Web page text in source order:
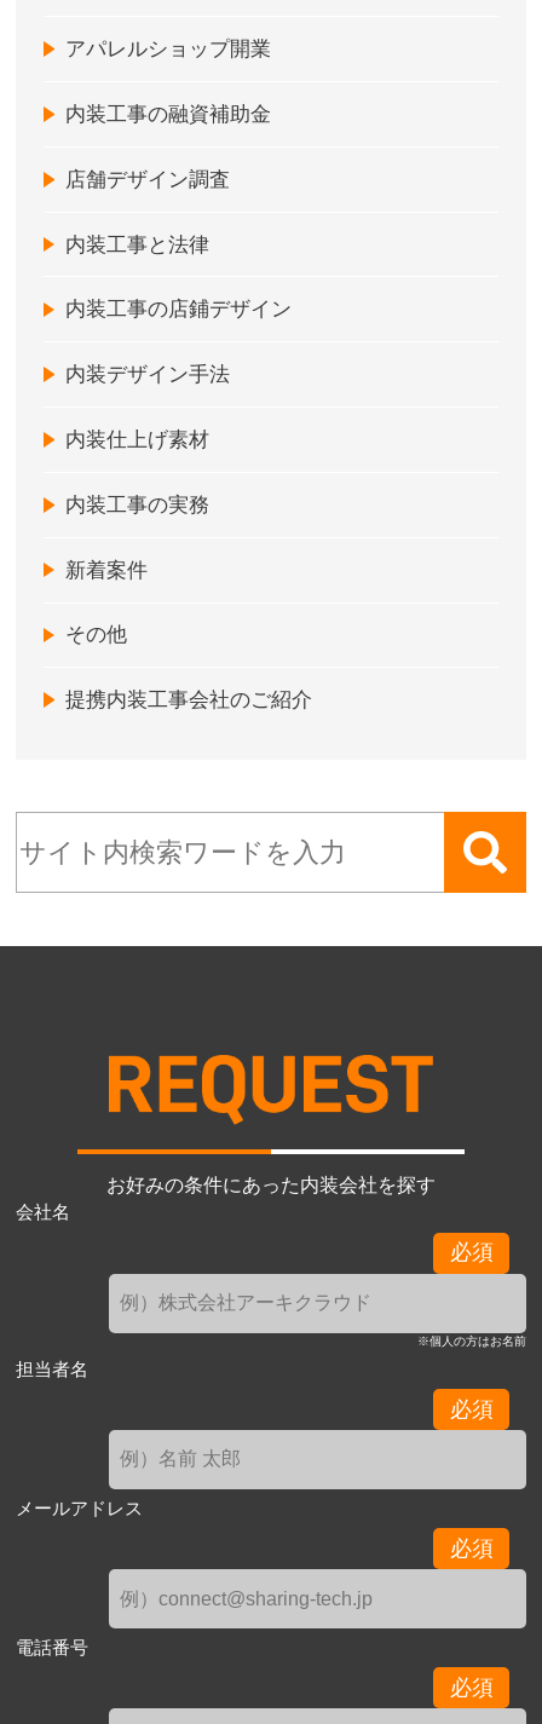
アパレルショップ開業
内装工事の融資補助金
店舗デザイン調査
内装工事と法律
内装工事の店鋪デザイン
内装デザイン手法
内装仕上げ素材
内装工事の実務
新着案件
その他
提携内装工事会社のご紹介
お好みの条件にあった内装会社を探す
会社名
必須
※個人の方はお名前
担当者名
必須
メールアドレス
必須
電話番号
必須